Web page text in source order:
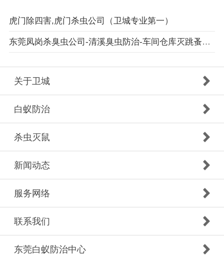
虎门除四害,虎门杀虫公司（卫城专业第一）
东莞凤岗杀臭虫公司-清溪臭虫防治-车间仓库灭跳蚤灭鼠狗猫身上虫蚤消杀专注更专业
关于卫城
白蚁防治
杀虫灭鼠
新闻动态
服务网络
联系我们
东莞白蚁防治中心